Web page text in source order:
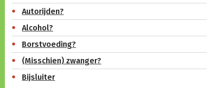
Autorijden?
Alcohol?
Borstvoeding?
(Misschien) zwanger?
Bijsluiter